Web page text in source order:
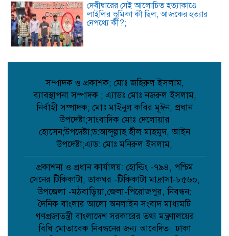
দেবীদ্বারের সেই আলোচিত হত্যাকাণ্ডে
লাইলির ভূমিকা কী ছিল, আজকের হত্যার
নেপথ্যে কী?;
দৌলতপুর ইউনিয়নের গণমানুষের আশা-
দেবিদ্বারে ভাড়াটিয়ার হাতে বাড়ির মালিক খুন,
পলিথিনে মোড়ানো লাশের ৯ প্যাকেট উদ্ধার,
আটক ১;
নওগাঁর আত্রাইয়ে পুলিশের অভিযানে ৫ জন
গ্রেপ্তার;
কবিতা: চমকের পাঠ কৌশল ;
সম্পাদক ও প্রকাশক; মোঃ জহিরুল ইসলাম,
ব্যাবস্থাপনা সম্পাদক ; এ্যাডঃ মোঃ নজরুল ইসলাম,
নির্বাহী সম্পাদক; মোঃ মাইনুল কবির মূঈন, প্রধান
উপদেষ্টা;সাংবাদিক মোঃ দেলোয়ার
হোসেন;উপদেষ্টা;ড:আব্দূল্লাহ হীল মাহমুদ, আইন
উপদেষ্টা;এ্যড: মোঃ মনিরুল ইসলাম,
প্রকাশনা ও প্রধান কার্যালয়: হোল্ডিং -৭৯৪, পশ্চিম
সেনের টিকিকাটা, ডাকঘর -টিকিকাটা মাদ্রাসা-৮৫৬০,
উপজেলা -মঠবাড়িয়া,জেলা-পিরোজপুর, নিবন্ধন:
দৈনিক বাংলার আলো অনলাইন সংবাদ মাধ্যমটি
গণপ্রজাতন্ত্রী বাংলাদেশ সরকারের তথ্য মন্ত্রণালয়ের
বিধি মোতাবেক নিবন্ধনের জন্য আবেদিত। ঢাকা